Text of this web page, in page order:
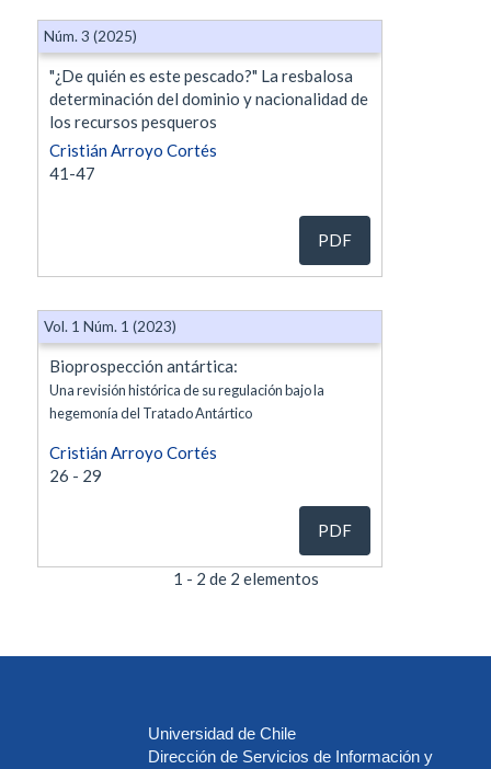
"¿De quién es este pescado?" La resbalosa
determinación del dominio y nacionalidad de
los recursos pesqueros
Cristián Arroyo Cortés
41-47
Núm. 3 (2025)
PDF
Bioprospección antártica:
Una revisión histórica de su regulación bajo la
hegemonía del Tratado Antártico
Cristián Arroyo Cortés
26 - 29
Vol. 1 Núm. 1 (2023)
PDF
1 - 2 de 2 elementos
Universidad de Chile
Dirección de Servicios de Información y